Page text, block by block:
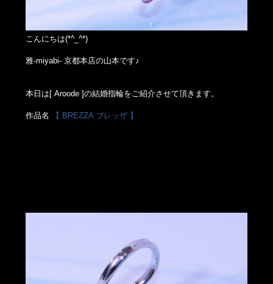
こんにちは(*^_^*)
雅-miyabi- 京都本店の山本です♪
本日は[ Aroode ]の結婚指輪をご紹介させて頂きます。
作品名 【 BREZZA ブレッザ 】